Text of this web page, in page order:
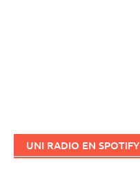
UNI RADIO EN SPOTIFY